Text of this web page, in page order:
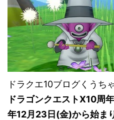
ドラクエ10ブログくうち
ドラゴンクエストX10周
年12月23日(金)から始ま